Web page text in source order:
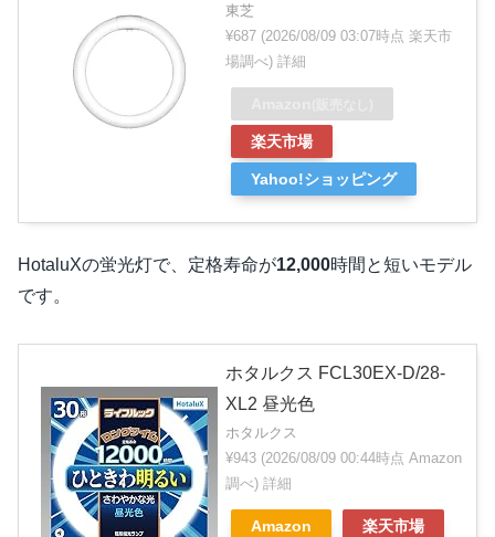
東芝
¥687 (2026/08/09 03:07時点 楽天市
場調べ) 詳細
楽天市場
Yahoo!ショッピング
HotaluXの蛍光灯で、定格寿命が12,000時間と短いモデル
です。
ホタルクス FCL30EX-D/28-
XL2 昼光色
ホタルクス
¥943 (2026/08/09 00:44時点 Amazon
調べ) 詳細
Amazon 楽天市場